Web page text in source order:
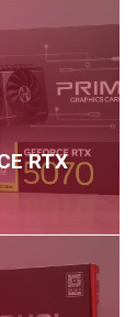
RTX